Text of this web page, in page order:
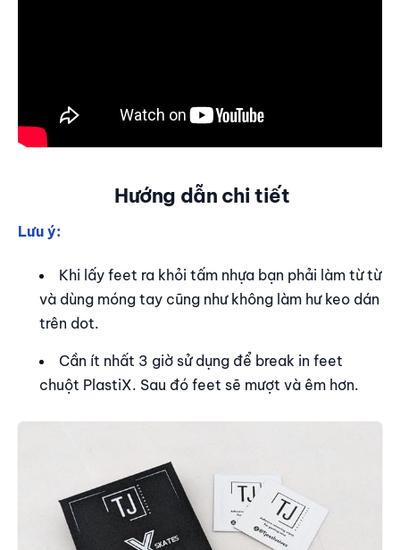
Hướng dẫn chi tiết
Lưu ý:
Khi lấy feet ra khỏi tấm nhựa bạn phải làm từ từ
và dùng móng tay cũng như không làm hư keo dán
trên dot.
Cần ít nhất 3 giờ sử dụng để break in feet
chuột PlastiX. Sau đó feet sẽ mượt và êm hơn.